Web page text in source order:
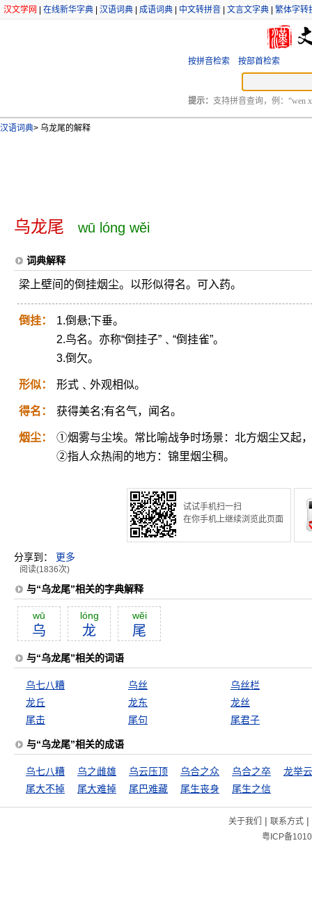
汉文学网 在线新华字典 汉语词典 成语词典 中文转拼音 文言文字典 繁体字转
按拼音检索 按部首检索
提示： 支持拼音查询，例：“wen
汉语词典> 乌龙尾的解释
乌龙尾 wū lóng wěi
词典解释
梁上壁间的倒挂烟尘。以形似得名。可入药。
倒挂：
1.倒悬;下垂。
2.鸟名。亦称“倒挂子”﹑“倒挂雀”。
3.倒欠。
形似： 形式﹑外观相似。
得名： 获得美名;有名气，闻名。
烟尘：
①烟雾与尘埃。常比喻战争时场景：北方烟尘又起
②指人众热闹的地方：锦里烟尘稠。
试试手机扫一扫
在你手机上继续浏览此页面
分享到： 更多
阅读(1836次)
与“乌龙尾”相关的字典解释
wū
乌
lóng
龙
wĕi
尾
与“乌龙尾”相关的词语
乌七八糟 乌丝
乌丝栏
龙丘
龙东
龙丝
尾击
尾句 尾君子
与“乌龙尾”相关的成语
乌七八糟 乌之雌雄 乌云压顶 乌合之众 乌合之卒
龙举
尾大不掉
尾大难掉 尾巴难藏 尾生丧身 尾生之信
关于我们 | 联系方式|
粤ICP备